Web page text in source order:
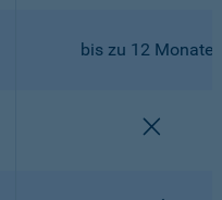
bis zu 12 Monaten